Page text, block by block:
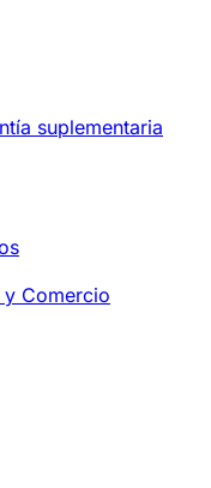
suplementaria
y Comercio